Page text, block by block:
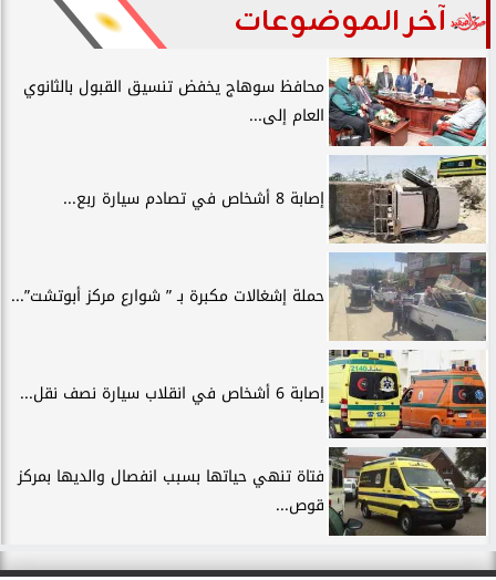
آخر الموضوعات
محافظ سوهاج يخفض تنسيق القبول بالثانوي
العام إلى...
إصابة 8 أشخاص في تصادم سيارة ربع...
حملة إشغالات مكبرة بـ ” شوارع مركز أبوتشت”...
إصابة 6 أشخاص في انقلاب سيارة نصف نقل...
فتاة تنهي حياتها بسبب انفصال والديها بمركز
قوص...